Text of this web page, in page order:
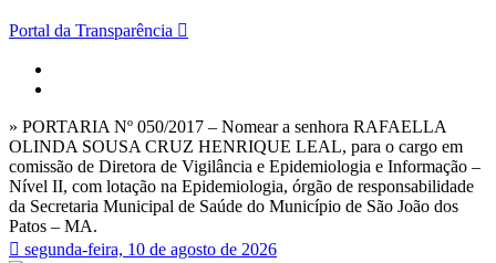
Portal da Transparência
» PORTARIA Nº 050/2017 – Nomear a senhora RAFAELLA
OLINDA SOUSA CRUZ HENRIQUE LEAL, para o cargo em
comissão de Diretora de Vigilância e Epidemiologia e Informação –
Nível II, com lotação na Epidemiologia, órgão de responsabilidade
da Secretaria Municipal de Saúde do Município de São João dos
Patos – MA.
segunda-feira, 10 de agosto de 2026